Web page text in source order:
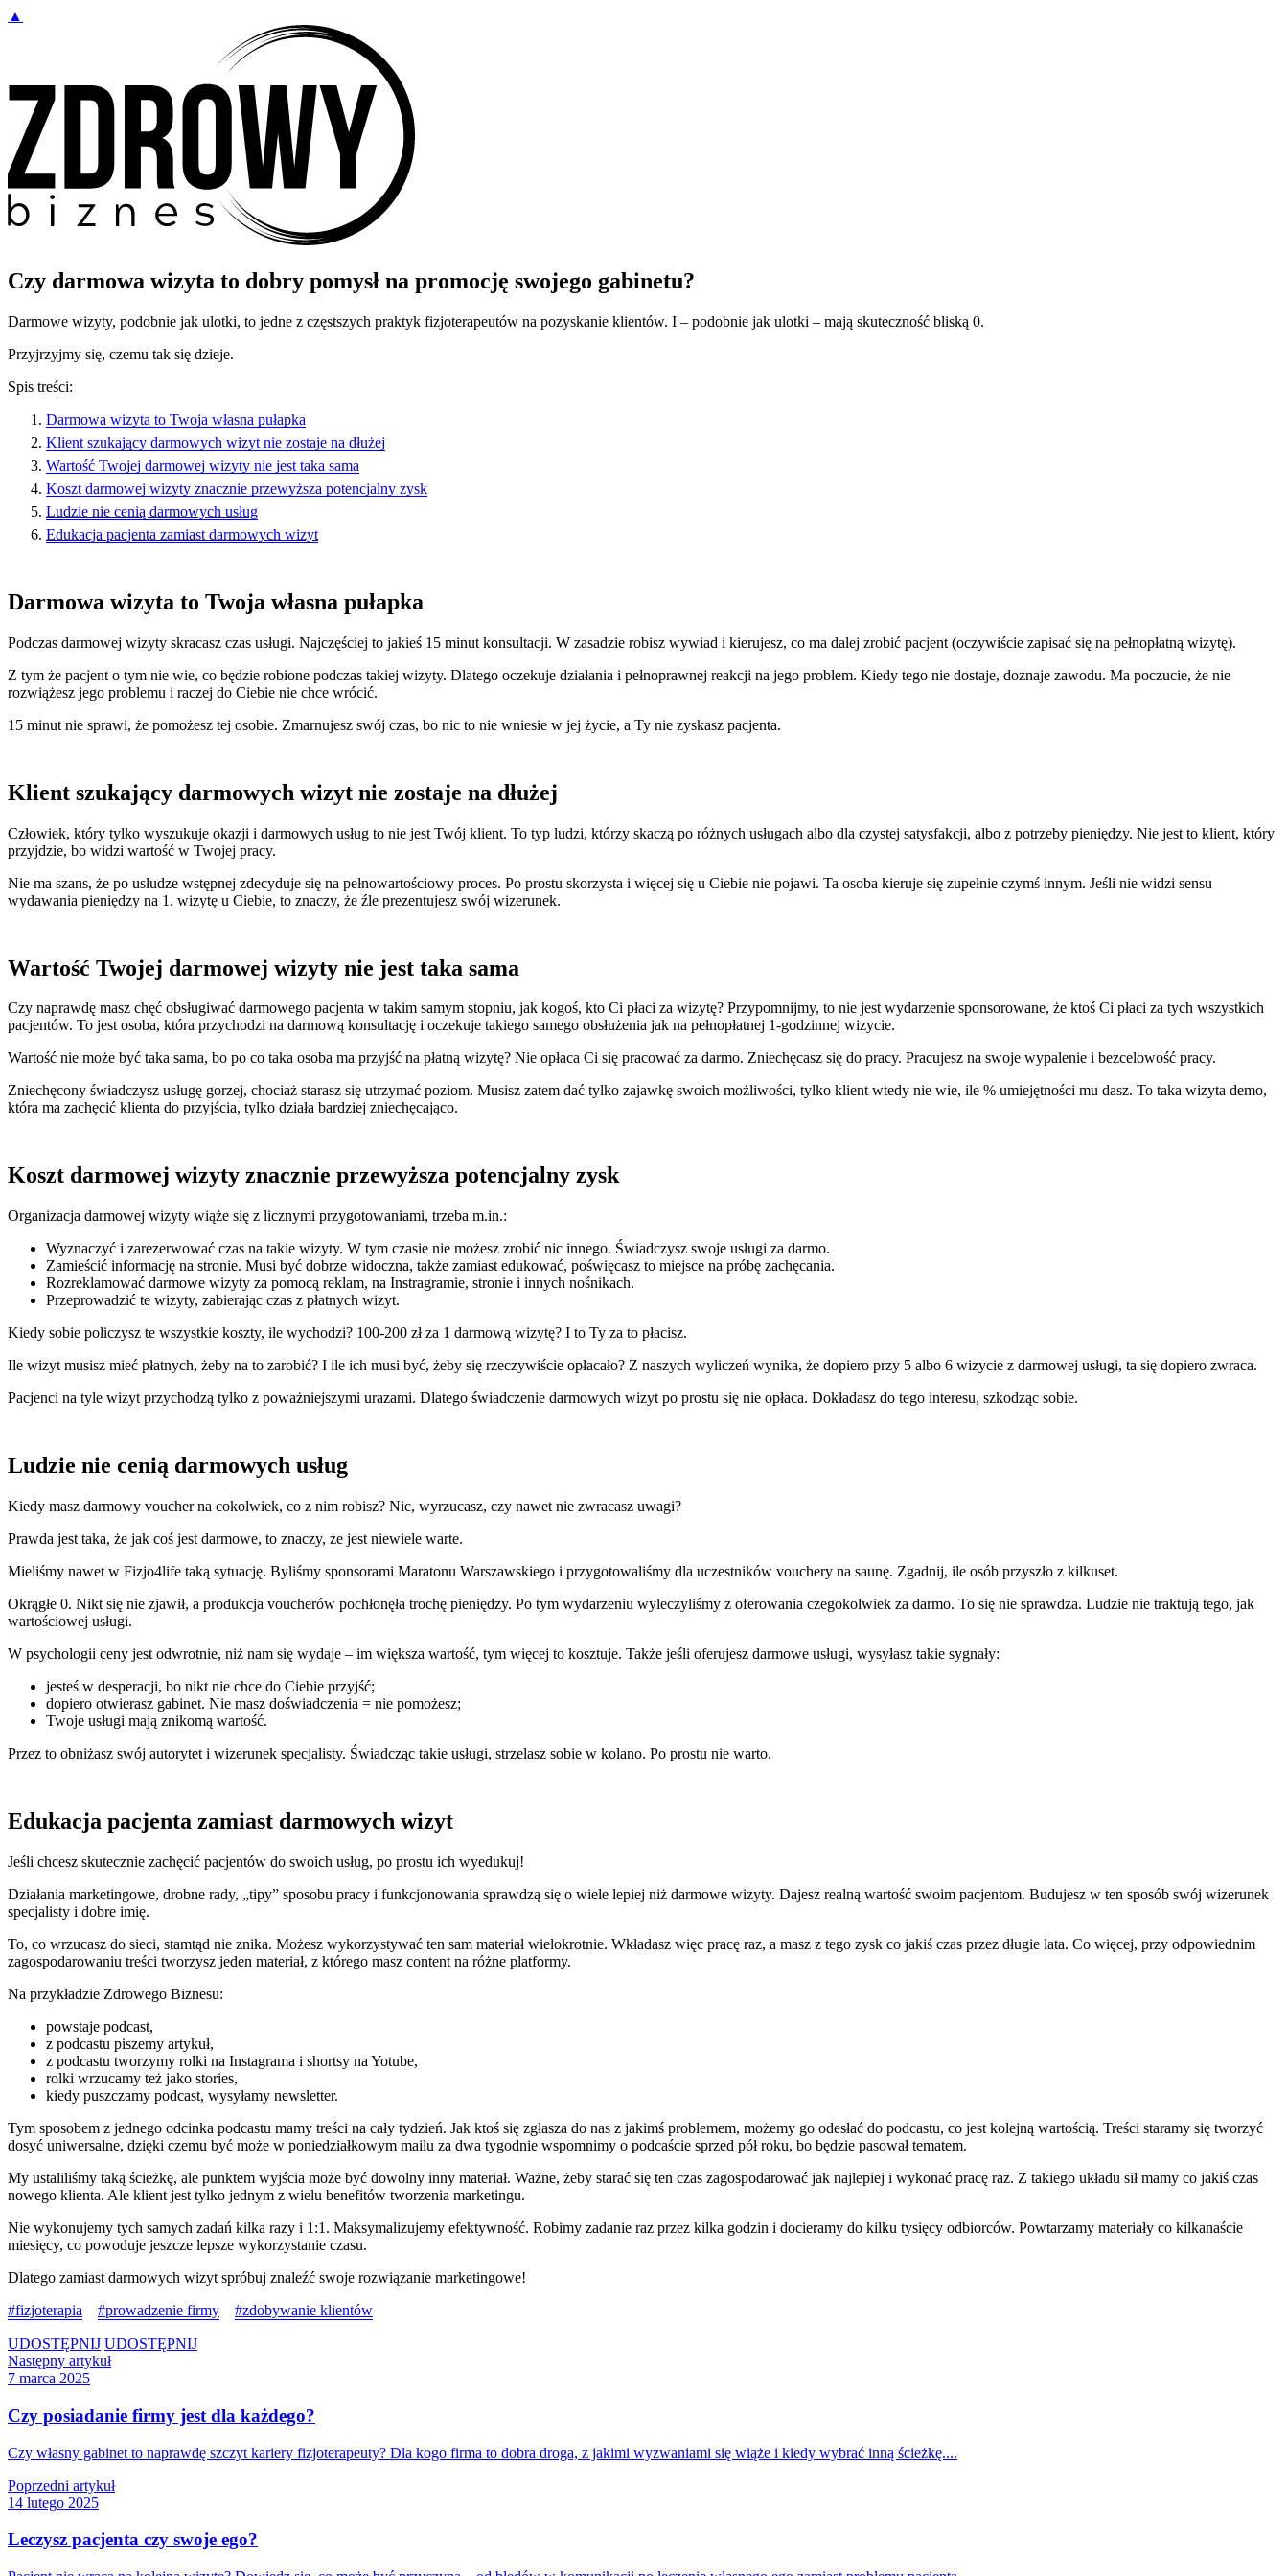
▲
Czy darmowa wizyta to dobry pomysł na promocję swojego gabinetu?
Darmowe wizyty, podobnie jak ulotki, to jedne z częstszych praktyk fizjoterapeutów na pozyskanie klientów. I – podobnie jak ulotki – mają skuteczność bliską 0.
Przyjrzyjmy się, czemu tak się dzieje.
Spis treści:
Darmowa wizyta to Twoja własna pułapka
Klient szukający darmowych wizyt nie zostaje na dłużej
Wartość Twojej darmowej wizyty nie jest taka sama
Koszt darmowej wizyty znacznie przewyższa potencjalny zysk
Ludzie nie cenią darmowych usług
Edukacja pacjenta zamiast darmowych wizyt
Darmowa wizyta to Twoja własna pułapka
Podczas darmowej wizyty skracasz czas usługi. Najczęściej to jakieś 15 minut konsultacji. W zasadzie robisz wywiad i kierujesz, co ma dalej zrobić pacjent (oczywiście zapisać się na pełnopłatną wizytę).
Z tym że pacjent o tym nie wie, co będzie robione podczas takiej wizyty. Dlatego oczekuje działania i pełnoprawnej reakcji na jego problem. Kiedy tego nie dostaje, doznaje zawodu. Ma poczucie, że nie
rozwiążesz jego problemu i raczej do Ciebie nie chce wrócić.
15 minut nie sprawi, że pomożesz tej osobie. Zmarnujesz swój czas, bo nic to nie wniesie w jej życie, a Ty nie zyskasz pacjenta.
Klient szukający darmowych wizyt nie zostaje na dłużej
Człowiek, który tylko wyszukuje okazji i darmowych usług to nie jest Twój klient. To typ ludzi, którzy skaczą po różnych usługach albo dla czystej satysfakcji, albo z potrzeby pieniędzy. Nie jest to klient, który
przyjdzie, bo widzi wartość w Twojej pracy.
Nie ma szans, że po usłudze wstępnej zdecyduje się na pełnowartościowy proces. Po prostu skorzysta i więcej się u Ciebie nie pojawi. Ta osoba kieruje się zupełnie czymś innym. Jeśli nie widzi sensu
wydawania pieniędzy na 1. wizytę u Ciebie, to znaczy, że źle prezentujesz swój wizerunek.
Wartość Twojej darmowej wizyty nie jest taka sama
Czy naprawdę masz chęć obsługiwać darmowego pacjenta w takim samym stopniu, jak kogoś, kto Ci płaci za wizytę? Przypomnijmy, to nie jest wydarzenie sponsorowane, że ktoś Ci płaci za tych wszystkich
pacjentów. To jest osoba, która przychodzi na darmową konsultację i oczekuje takiego samego obsłużenia jak na pełnopłatnej 1-godzinnej wizycie.
Wartość nie może być taka sama, bo po co taka osoba ma przyjść na płatną wizytę? Nie opłaca Ci się pracować za darmo. Zniechęcasz się do pracy. Pracujesz na swoje wypalenie i bezcelowość pracy.
Zniechęcony świadczysz usługę gorzej, chociaż starasz się utrzymać poziom. Musisz zatem dać tylko zajawkę swoich możliwości, tylko klient wtedy nie wie, ile % umiejętności mu dasz. To taka wizyta demo,
która ma zachęcić klienta do przyjścia, tylko działa bardziej zniechęcająco.
Koszt darmowej wizyty znacznie przewyższa potencjalny zysk
Organizacja darmowej wizyty wiąże się z licznymi przygotowaniami, trzeba m.in.:
Wyznaczyć i zarezerwować czas na takie wizyty. W tym czasie nie możesz zrobić nic innego. Świadczysz swoje usługi za darmo.
Zamieścić informację na stronie. Musi być dobrze widoczna, także zamiast edukować, poświęcasz to miejsce na próbę zachęcania.
Rozreklamować darmowe wizyty za pomocą reklam, na Instragramie, stronie i innych nośnikach.
Przeprowadzić te wizyty, zabierając czas z płatnych wizyt.
Kiedy sobie policzysz te wszystkie koszty, ile wychodzi? 100-200 zł za 1 darmową wizytę? I to Ty za to płacisz.
Ile wizyt musisz mieć płatnych, żeby na to zarobić? I ile ich musi być, żeby się rzeczywiście opłacało? Z naszych wyliczeń wynika, że dopiero przy 5 albo 6 wizycie z darmowej usługi, ta się dopiero zwraca.
Pacjenci na tyle wizyt przychodzą tylko z poważniejszymi urazami. Dlatego świadczenie darmowych wizyt po prostu się nie opłaca. Dokładasz do tego interesu, szkodząc sobie.
Ludzie nie cenią darmowych usług
Kiedy masz darmowy voucher na cokolwiek, co z nim robisz? Nic, wyrzucasz, czy nawet nie zwracasz uwagi?
Prawda jest taka, że jak coś jest darmowe, to znaczy, że jest niewiele warte.
Mieliśmy nawet w Fizjo4life taką sytuację. Byliśmy sponsorami Maratonu Warszawskiego i przygotowaliśmy dla uczestników vouchery na saunę. Zgadnij, ile osób przyszło z kilkuset.
Okrągłe 0. Nikt się nie zjawił, a produkcja voucherów pochłonęła trochę pieniędzy. Po tym wydarzeniu wyleczyliśmy z oferowania czegokolwiek za darmo. To się nie sprawdza. Ludzie nie traktują tego, jak
wartościowej usługi.
W psychologii ceny jest odwrotnie, niż nam się wydaje – im większa wartość, tym więcej to kosztuje. Także jeśli oferujesz darmowe usługi, wysyłasz takie sygnały:
jesteś w desperacji, bo nikt nie chce do Ciebie przyjść;
dopiero otwierasz gabinet. Nie masz doświadczenia = nie pomożesz;
Twoje usługi mają znikomą wartość.
Przez to obniżasz swój autorytet i wizerunek specjalisty. Świadcząc takie usługi, strzelasz sobie w kolano. Po prostu nie warto.
Edukacja pacjenta zamiast darmowych wizyt
Jeśli chcesz skutecznie zachęcić pacjentów do swoich usług, po prostu ich wyedukuj!
Działania marketingowe, drobne rady, „tipy” sposobu pracy i funkcjonowania sprawdzą się o wiele lepiej niż darmowe wizyty. Dajesz realną wartość swoim pacjentom. Budujesz w ten sposób swój wizerunek
specjalisty i dobre imię.
To, co wrzucasz do sieci, stamtąd nie znika. Możesz wykorzystywać ten sam materiał wielokrotnie. Wkładasz więc pracę raz, a masz z tego zysk co jakiś czas przez długie lata. Co więcej, przy odpowiednim
zagospodarowaniu treści tworzysz jeden materiał, z którego masz content na różne platformy.
Na przykładzie Zdrowego Biznesu:
powstaje podcast,
z podcastu piszemy artykuł,
z podcastu tworzymy rolki na Instagrama i shortsy na Yotube,
rolki wrzucamy też jako stories,
kiedy puszczamy podcast, wysyłamy newsletter.
Tym sposobem z jednego odcinka podcastu mamy treści na cały tydzień. Jak ktoś się zgłasza do nas z jakimś problemem, możemy go odesłać do podcastu, co jest kolejną wartością. Treści staramy się tworzyć
dosyć uniwersalne, dzięki czemu być może w poniedziałkowym mailu za dwa tygodnie wspomnimy o podcaście sprzed pół roku, bo będzie pasował tematem.
My ustaliliśmy taką ścieżkę, ale punktem wyjścia może być dowolny inny materiał. Ważne, żeby starać się ten czas zagospodarować jak najlepiej i wykonać pracę raz. Z takiego układu sił mamy co jakiś czas
nowego klienta. Ale klient jest tylko jednym z wielu benefitów tworzenia marketingu.
Nie wykonujemy tych samych zadań kilka razy i 1:1. Maksymalizujemy efektywność. Robimy zadanie raz przez kilka godzin i docieramy do kilku tysięcy odbiorców. Powtarzamy materiały co kilkanaście
miesięcy, co powoduje jeszcze lepsze wykorzystanie czasu.
Dlatego zamiast darmowych wizyt spróbuj znaleźć swoje rozwiązanie marketingowe!
fizjoterapia
prowadzenie firmy zdobywanie klientów
UDOSTĘPNIJ UDOSTĘPNIJ
Następny artykuł
7 marca 2025
Czy posiadanie firmy jest dla każdego?
Czy własny gabinet to naprawdę szczyt kariery fizjoterapeuty? Dla kogo firma to dobra droga, z jakimi wyzwaniami się wiąże i kiedy wybrać inną ścieżkę....
Poprzedni artykuł
14 lutego 2025
Leczysz pacjenta czy swoje ego?